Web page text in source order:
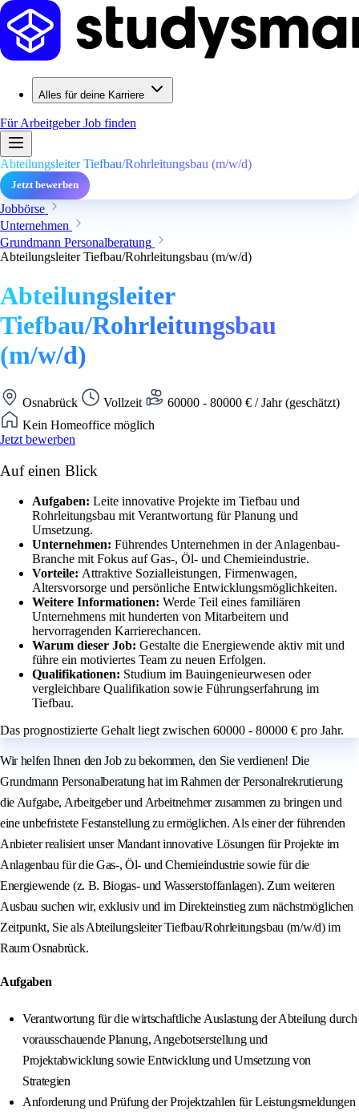
Alles für deine Karriere
Für ArbeitgeberJob finden
Abteilungsleiter Tiefbau/Rohrleitungsbau (m/w/d)
Jetzt bewerben
Jobbörse
Unternehmen
Grundmann Personalberatung
Abteilungsleiter Tiefbau/Rohrleitungsbau (m/w/d)
Abteilungsleiter
Tiefbau/Rohrleitungsbau
(m/w/d)
Osnabrück Vollzeit
60000 - 80000 € / Jahr (geschätzt)
Kein Homeoffice möglich
Jetzt bewerben
Auf einen Blick
Aufgaben: Leite innovative Projekte im Tiefbau und
Rohrleitungsbau mit Verantwortung für Planung und
Umsetzung.
Unternehmen: Führendes Unternehmen in der Anlagenbau-
Branche mit Fokus auf Gas-, Öl- und Chemieindustrie.
Vorteile: Attraktive Sozialleistungen, Firmenwagen,
Altersvorsorge und persönliche Entwicklungsmöglichkeiten.
Weitere Informationen: Werde Teil eines familiären
Unternehmens mit hunderten von Mitarbeitern und
hervorragenden Karrierechancen.
Warum dieser Job: Gestalte die Energiewende aktiv mit und
führe ein motiviertes Team zu neuen Erfolgen.
Qualifikationen: Studium im Bauingenieurwesen oder
vergleichbare Qualifikation sowie Führungserfahrung im
Tiefbau.
Das prognostizierte Gehalt liegt zwischen 60000 - 80000 € pro Jahr.
Wir helfen Ihnen den Job zu bekommen, den Sie verdienen! Die
Grundmann Personalberatung hat im Rahmen der Personalrekrutierung
die Aufgabe, Arbeitgeber und Arbeitnehmer zusammen zu bringen und
eine unbefristete Festanstellung zu ermöglichen. Als einer der führenden
Anbieter realisiert unser Mandant innovative Lösungen für Projekte im
Anlagenbau für die Gas-, Öl- und Chemieindustrie sowie für die
Energiewende (z. B. Biogas‑ und Wasserstoffanlagen). Zum weiteren
Ausbau suchen wir, exklusiv und im Direkteinstieg zum nächstmöglichen
Zeitpunkt, Sie als Abteilungsleiter Tiefbau/Rohrleitungsbau (m/w/d) im
Raum Osnabrück.
Aufgaben
Verantwortung für die wirtschaftliche Auslastung der Abteilung durch
vorausschauende Planung, Angebotserstellung und
Projektabwicklung sowie Entwicklung und Umsetzung von
Strategien
Anforderung und Prüfung der Projektzahlen für Leistungsmeldungen